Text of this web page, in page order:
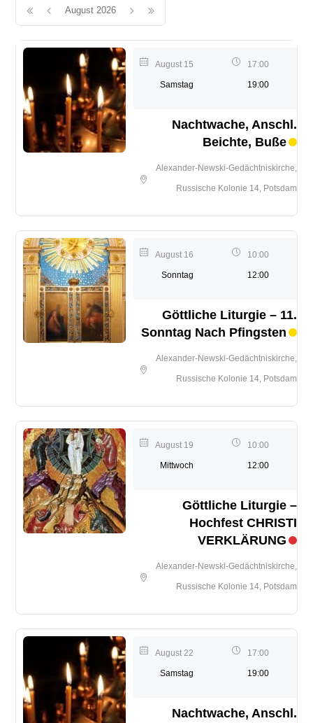
August 2026
August 15
Samstag
17:00
19:00
Nachtwache, Anschl.
Beichte, Buße
Alexander-Newski-Gedächtniskirche,
Russische Kolonie 14, Potsdam
August 16
Sonntag
10:00
12:00
Göttliche Liturgie – 11.
Sonntag Nach Pfingsten
Alexander-Newski-Gedächtniskirche,
Russische Kolonie 14, Potsdam
August 19
Mittwoch
10:00
12:00
Göttliche Liturgie –
Hochfest CHRISTI
VERKLÄRUNG
Alexander-Newski-Gedächtniskirche,
Russische Kolonie 14, Potsdam
August 22
Samstag
17:00
19:00
Nachtwache, Anschl.